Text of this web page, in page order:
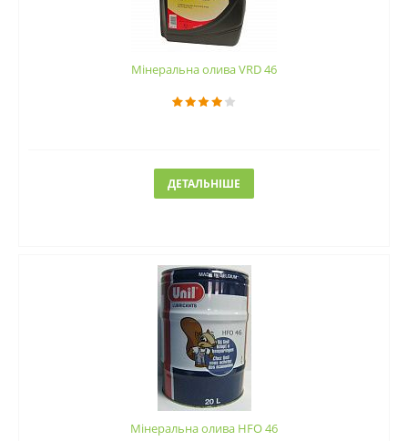
Мінеральна олива VRD 46
ДЕТАЛЬНІШЕ
Мінеральна олива HFO 46